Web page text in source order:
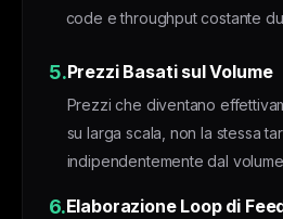
code e throughput costante
5.Prezzi Basati sul Volume
Prezzi che diventano
su larga scala, non la stessa
indipendentemente dal
6.Elaborazione Loop di